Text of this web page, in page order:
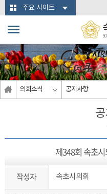
본문바로가기주요 사이트
의회소식 공지사항
제348회 속초
작성자 속초시의회